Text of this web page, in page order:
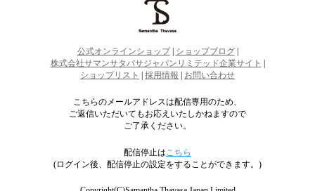
公式オンラインショップ| ショップブログ|
株式会社サマンサタバサジャパンリミテッド企業サイト
ショップリスト
採用情報 お問い合わせ
こちらのメールアドレスは配信専用のため、
ご返信いただいてもお応えいたしかねますので
ご了承ください。
配信停止はこちら
(ログイン後、配信停止の設定をすることができます。)